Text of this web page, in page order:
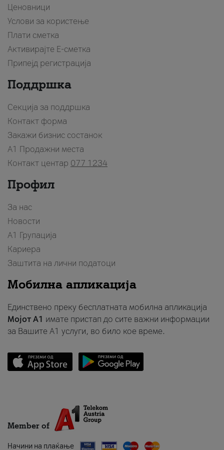
Ценовници
Услови за користење
Плати сметка
Активирајте Е-сметка
Припејд регистрација
Поддршка
Секција за поддршка
Контакт форма
Закажи бизнис состанок
A1 Продажни места
Контакт центар 077 1234
Профил
За нас
Новости
А1 Групација
Кариера
Заштита на лични податоци
Мобилна апликација
Единствено преку бесплатната мобилна апликација
Мојот A1 имате пристап до сите важни информации
за Вашите A1 услуги, во било кое време.
Member of
Начини на плаќање